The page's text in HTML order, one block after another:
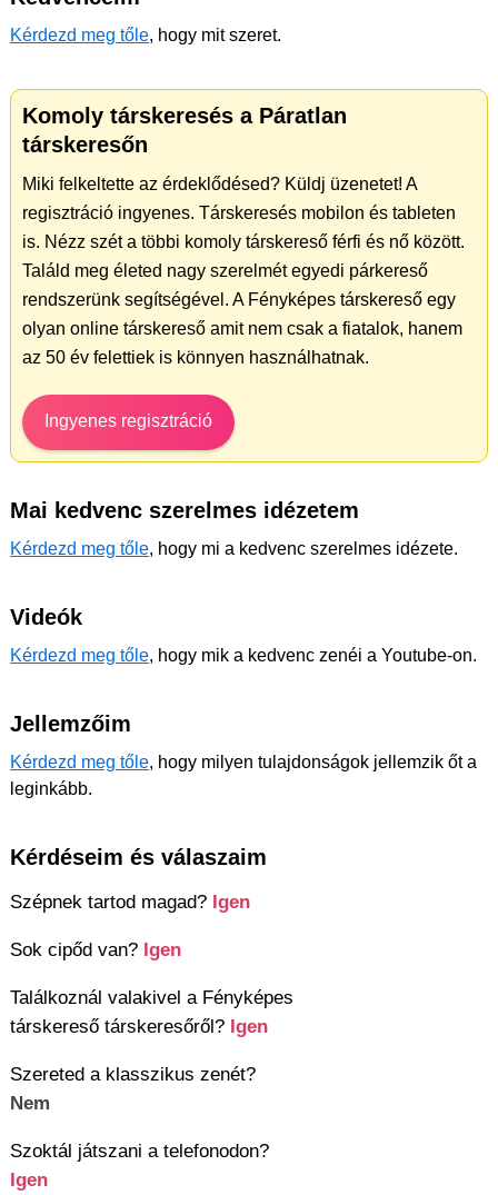
Kérdezd meg tőle, hogy mit szeret.
Komoly társkeresés a Páratlan
társkeresőn
Miki felkeltette az érdeklődésed? Küldj üzenetet! A
regisztráció ingyenes. Társkeresés mobilon és tableten
is. Nézz szét a többi komoly társkereső férfi és nő között.
Találd meg életed nagy szerelmét egyedi párkereső
rendszerünk segítségével. A Fényképes társkereső egy
olyan online társkereső amit nem csak a fiatalok, hanem
az 50 év felettiek is könnyen használhatnak.
Ingyenes regisztráció
Mai kedvenc szerelmes idézetem
Kérdezd meg tőle, hogy mi a kedvenc szerelmes idézete.
Videók
Kérdezd meg tőle, hogy mik a kedvenc zenéi a Youtube-on.
Jellemzőim
Kérdezd meg tőle, hogy milyen tulajdonságok jellemzik őt a
leginkább.
Kérdéseim és válaszaim
Szépnek tartod magad? Igen
Sok cipőd van? Igen
Találkoznál valakivel a Fényképes
társkereső társkeresőről? Igen
Szereted a klasszikus zenét?
Nem
Szoktál játszani a telefonodon?
Igen